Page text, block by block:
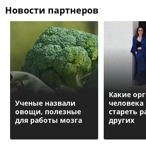
Новости партнеров
Ученые назвали
овощи, полезные
для работы мозга
Какие
стареть
других